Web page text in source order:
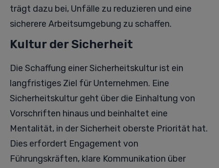
trägt dazu bei, Unfälle zu reduzieren und eine
sicherere Arbeitsumgebung zu schaffen.
Kultur der Sicherheit
Die Schaffung einer Sicherheitskultur ist ein
langfristiges Ziel für Unternehmen. Eine
Sicherheitskultur geht über die Einhaltung von
Vorschriften hinaus und beinhaltet eine
Mentalität, in der Sicherheit oberste Priorität hat.
Dies erfordert Engagement von
Führungskräften, klare Kommunikation über